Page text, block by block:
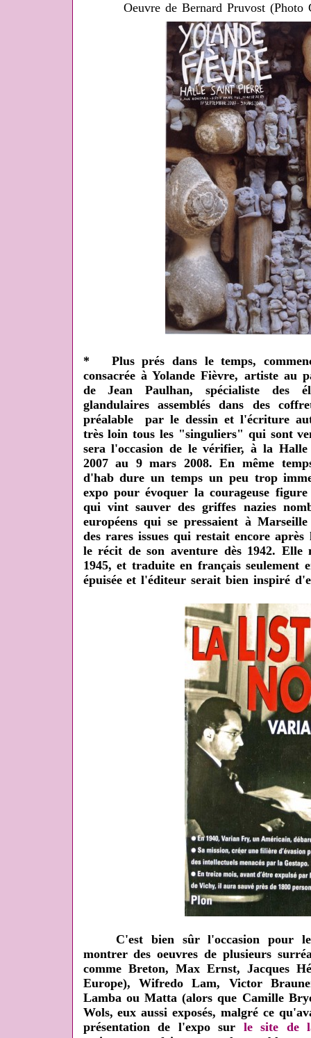
Oeuvre de Bernard Pruvost (Photo
* Plus prés dans le temps,
consacrée à Yolande Fièvre, artiste au
de Jean Paulhan, spécialiste des
glandulaires assemblés dans des
préalable par le dessin et l'écriture
très loin tous les "singuliers" qui sont
sera l'occasion de le vérifier, à la
2007 au 9 mars 2008. En même
d'hab dure un temps un peu trop
expo pour évoquer la courageuse
qui vint sauver des griffes nazies
européens qui se pressaient à
des rares issues qui restait encore
le récit de son aventure dès 1942.
1945, et traduite en français seulement
épuisée et l'éditeur serait bien inspiré
C'est bien sûr l'occasion pour les
montrer des oeuvres de plusieurs
comme Breton, Max Ernst, Jacques
Europe), Wifredo Lam, Victor
Lamba ou Matta (alors que Camille
Wols, eux aussi exposés, malgré ce
présentation de l'expo sur le site de